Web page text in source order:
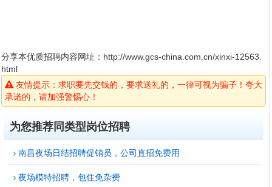
分享本优质招聘内容网址： http://www.gcs-china.com.cn/xinxi-12563.
html
友情提示：求职要先交钱的，要求送礼的，一律可视为骗子！夸大
承诺的，请加强警惕心！
为您推荐同类型岗位招聘
南昌夜场日结招聘促销员，公司直招免费用
夜场模特招聘，包住免杂费